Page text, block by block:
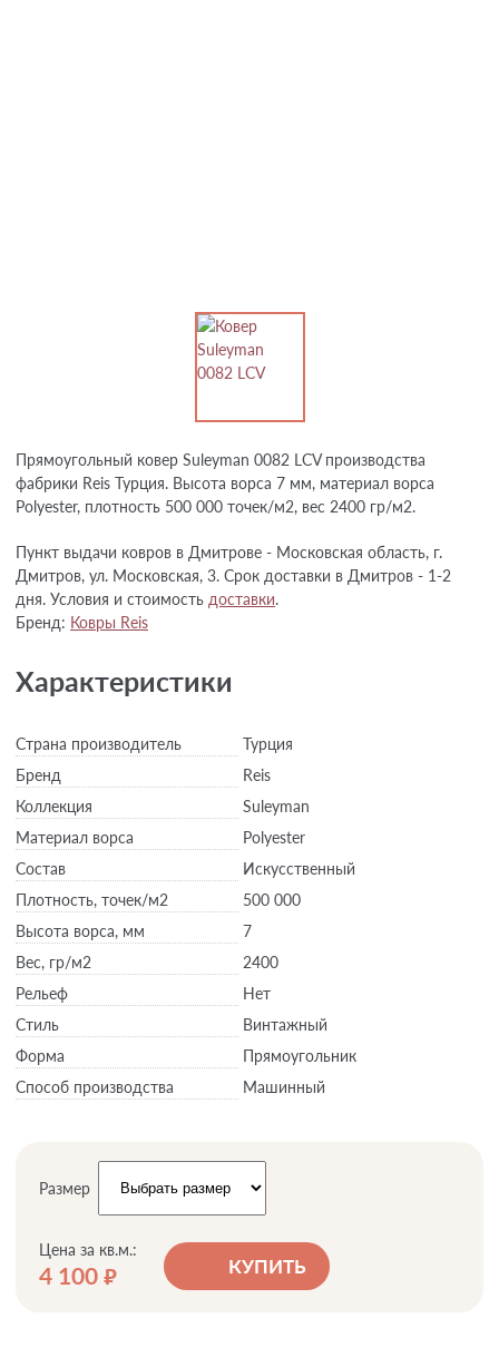
Прямоугольный ковер Suleyman 0082 LCV производства
фабрики Reis Турция. Высота ворса 7 мм, материал ворса
Polyester, плотность 500 000 точек/м2, вес 2400 гр/м2.
Пункт выдачи ковров в Дмитрове - Московская область, г.
Дмитров, ул. Московская, 3. Срок доставки в Дмитров - 1-2
дня. Условия и стоимость доставки.
Бренд: Ковры Reis
Характеристики
Страна производитель
Турция
Бренд
Reis
Коллекция
Suleyman
Материал ворса
Polyester
Состав
Искусственный
Плотность, точек/м2
500 000
Высота ворса, мм
7
Вес, гр/м2
2400
Рельеф
Нет
Стиль
Винтажный
Форма
Прямоугольник
Способ производства
Машинный
Размер
Цена за кв.м.:
4 100 руб. КУПИТЬ